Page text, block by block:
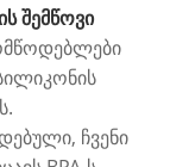
შემწოვი
ჩვენი